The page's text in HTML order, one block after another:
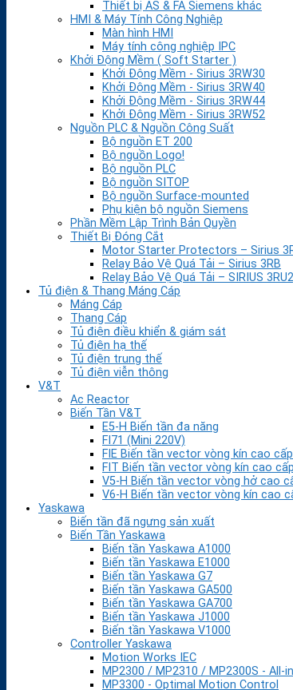
Thiết bị AS & FA Siemens khác
HMI & Máy Tính Công Nghiệp
Màn hình HMI
Máy tính công nghiệp IPC
Khởi Động Mềm ( Soft Starter )
Khởi Động Mềm - Sirius 3RW30
Khởi Động Mềm - Sirius 3RW40
Khởi Động Mềm - Sirius 3RW44
Khởi Động Mềm - Sirius 3RW52
Nguồn PLC & Nguồn Công Suất
Bộ nguồn ET 200
Bộ nguồn Logo!
Bộ nguồn PLC
Bộ nguồn SITOP
Bộ nguồn Surface-mounted
Phụ kiện bộ nguồn Siemens
Phần Mềm Lập Trình Bản Quyền
Thiết Bị Đóng Cắt
Motor Starter Protectors – Sirius
Relay Bảo Vệ Quá Tải – Sirius 3RB
Relay Bảo Vệ Quá Tải – SIRIUS
Tủ điện & Thang Máng Cáp
Máng Cáp
Thang Cáp
Tủ điện điều khiển & giám sát
Tủ điện hạ thế
Tủ điện trung thế
Tủ điện viễn thông
V&T
Ac Reactor
Biến Tần V&T
E5-H Biến tần đa năng
FI71 (Mini 220V)
FIE Biến tần vector vòng kín cao
FIT Biến tần vector vòng kín cao cấp
V5-H Biến tần vector vòng hở cao
V6-H Biến tần vector vòng kín cao
Yaskawa
Biến tần đã ngưng sản xuất
Biến Tần Yaskawa
Biến tần Yaskawa A1000
Biến tần Yaskawa E1000
Biến tần Yaskawa G7
Biến tần Yaskawa GA500
Biến tần Yaskawa GA700
Biến tần Yaskawa J1000
Biến tần Yaskawa V1000
Controller Yaskawa
Motion Works IEC
MP2300 / MP2310 / MP2300S -
MP3300 - Optimal Motion Control